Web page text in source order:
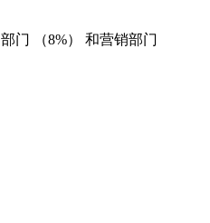
门 （8%） 和营销部门